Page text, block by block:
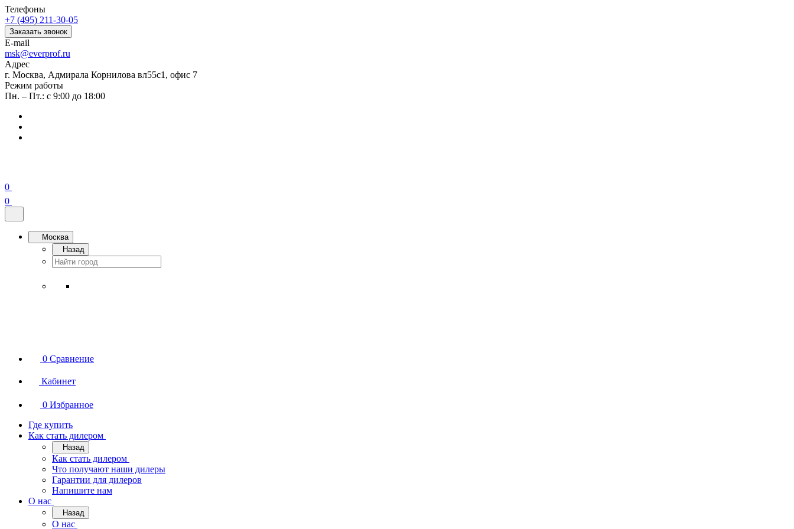
Телефоны
+7 (495) 211-30-05
Заказать звонок
E-mail
msk@everprof.ru
Адрес
г. Москва, Адмирала Корнилова вл55с1, офис 7
Режим работы
Пн. – Пт.: с 9:00 до 18:00
0
0
Москва
Назад
0 Сравнение
Кабинет
0 Избранное
Где купить
Как стать дилером
Назад
Как стать дилером
Что получают наши дилеры
Гарантии для дилеров
Напишите нам
О нас
Назад
О нас